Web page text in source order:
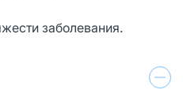
заболевания.